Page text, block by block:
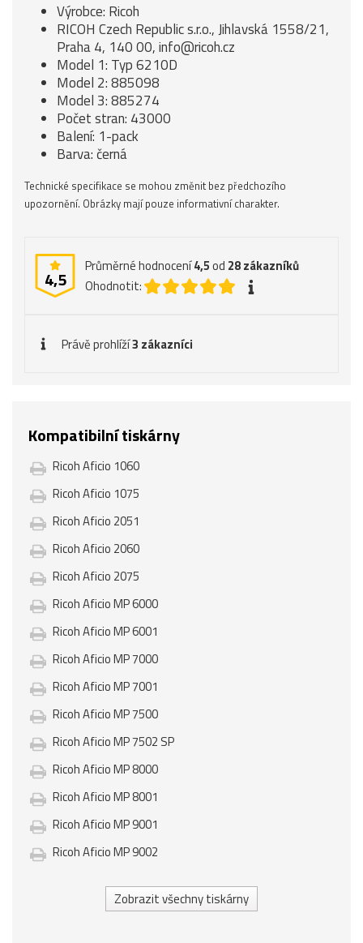
Výrobce: Ricoh
RICOH Czech Republic s.r.o., Jihlavská 1558/21,
Praha 4, 140 00, info@ricoh.cz
Model 1: Typ 6210D
Model 2: 885098
Model 3: 885274
Počet stran: 43000
Balení: 1-pack
Barva: černá
Technické specifikace se mohou změnit bez předchozího
upozornění. Obrázky mají pouze informativní charakter.
4,5
Průměrné hodnocení4,5od 28zákazníků
Ohodnotit:
Právě prohlíží3 zákazníci
Kompatibilní tiskárny
Ricoh Aficio 1060
Ricoh Aficio 1075
Ricoh Aficio 2051
Ricoh Aficio 2060
Ricoh Aficio 2075
Ricoh Aficio MP 6000
Ricoh Aficio MP 6001
Ricoh Aficio MP 7000
Ricoh Aficio MP 7001
Ricoh Aficio MP 7500
Ricoh Aficio MP 7502 SP
Ricoh Aficio MP 8000
Ricoh Aficio MP 8001
Ricoh Aficio MP 9001
Ricoh Aficio MP 9002
Zobrazit všechny tiskárny